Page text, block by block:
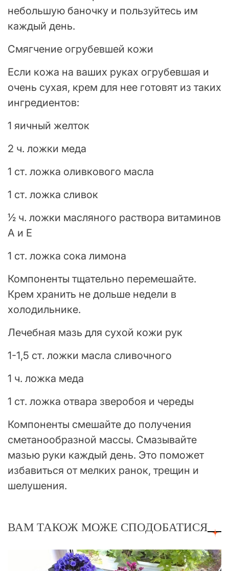
небольшую баночку и пользуйтесь им
каждый день.
Смягчение огрубевшей кожи
Если кожа на ваших руках огрубевшая и
очень сухая, крем для нее готовят из таких
ингредиентов:
1 яичный желток
2 ч. ложки меда
1 ст. ложка оливкового масла
1 ст. ложка сливок
½ ч. ложки масляного раствора витаминов
A и E
1 ст. ложка сока лимона
Компоненты тщательно перемешайте.
Крем хранить не дольше недели в
холодильнике.
Лечебная мазь для сухой кожи рук
1-1,5 ст. ложки масла сливочного
1 ч. ложка меда
1 ст. ложка отвара зверобоя и череды
Компоненты смешайте до получения
сметанообразной массы. Смазывайте
мазью руки каждый день. Это поможет
избавиться от мелких ранок, трещин и
шелушения.
ВАМ ТАКОЖ МОЖЕ СПОДОБАТИСЯ